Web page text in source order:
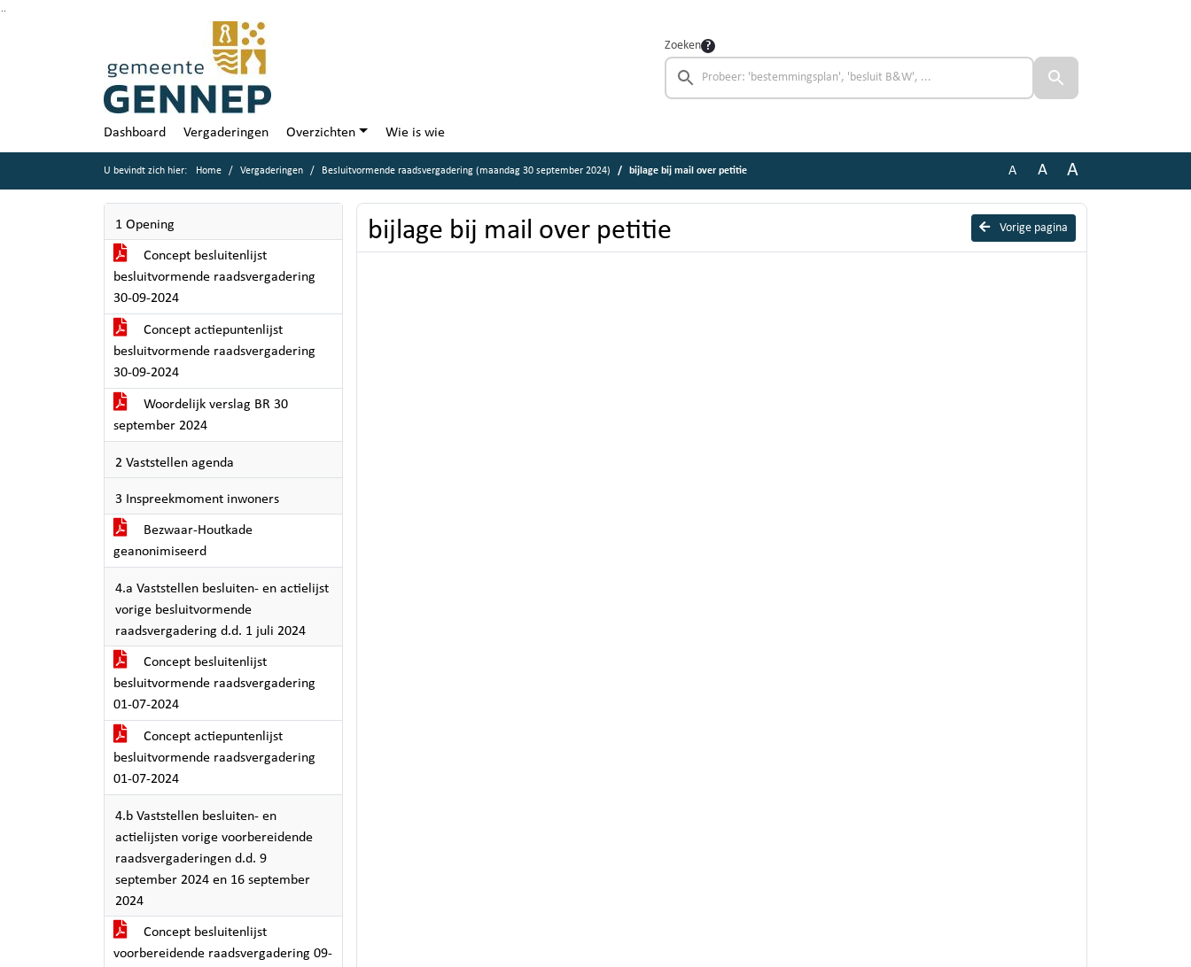
Zoeken
Dashboard Vergaderingen Overzichten Wie is wie
U bevindt zich hier: Home Vergaderingen Besluitvormende raadsvergadering (maandag 30 september 2024) bijlage bij mail over petitie A A A
1 Opening
Concept besluitenlijst
besluitvormende raadsvergadering
30-09-2024
Concept actiepuntenlijst
besluitvormende raadsvergadering
30-09-2024
Woordelijk verslag BR 30
september 2024
2 Vaststellen agenda
3 Inspreekmoment inwoners
Bezwaar-Houtkade
geanonimiseerd
4.a Vaststellen besluiten- en actielijst
vorige besluitvormende
raadsvergadering d.d. 1 juli 2024
Concept besluitenlijst
besluitvormende raadsvergadering
01-07-2024
Concept actiepuntenlijst
besluitvormende raadsvergadering
01-07-2024
4.b Vaststellen besluiten- en
actielijsten vorige voorbereidende
raadsvergaderingen d.d. 9
september 2024 en 16 september
2024
Concept besluitenlijst
voorbereidende raadsvergadering 09-
Vorige pagina
bijlage bij mail over petitie